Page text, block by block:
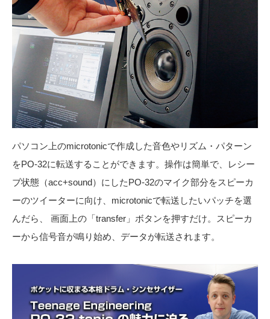
パソコン上のmicrotonicで作成した音色やリズム・パターン
をPO-32に転送することができます。操作は簡単で、レシー
ブ状態（acc+sound）にしたPO-32のマイク部分をスピーカ
ーのツイーターに向け、microtonicで転送したいパッチを選
んだら、 画面上の「transfer」ボタンを押すだけ。スピーカ
ーから信号音が鳴り始め、データが転送されます。